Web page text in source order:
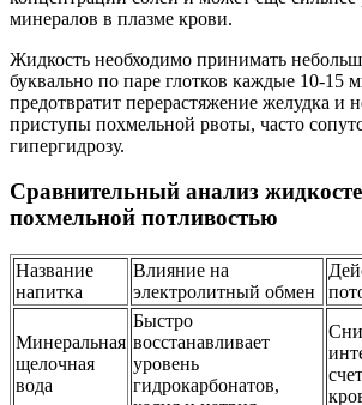
минералов в плазме крови.
Жидкость необходимо принимать
буквально по паре глотков каждые 10-15
предотвратит перерастяжение желудка и
приступы похмельной рвоты, часто
гипергидрозу.
Сравнительный анализ
похмельной потливостью
Название
напитка
Влияние на
электролитный обмен
Минеральная
щелочная
вода
Быстро
восстанавливает
уровень
гидрокарбонатов,